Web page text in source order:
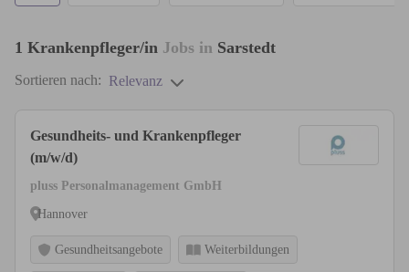
1 Krankenpfleger/in Jobs in Sarstedt
Sortieren nach: Relevanz
Gesundheits- und Krankenpfleger
(m/w/d)
pluss Personalmanagement GmbH
Hannover
Gesundheitsangebote Weiterbildungen